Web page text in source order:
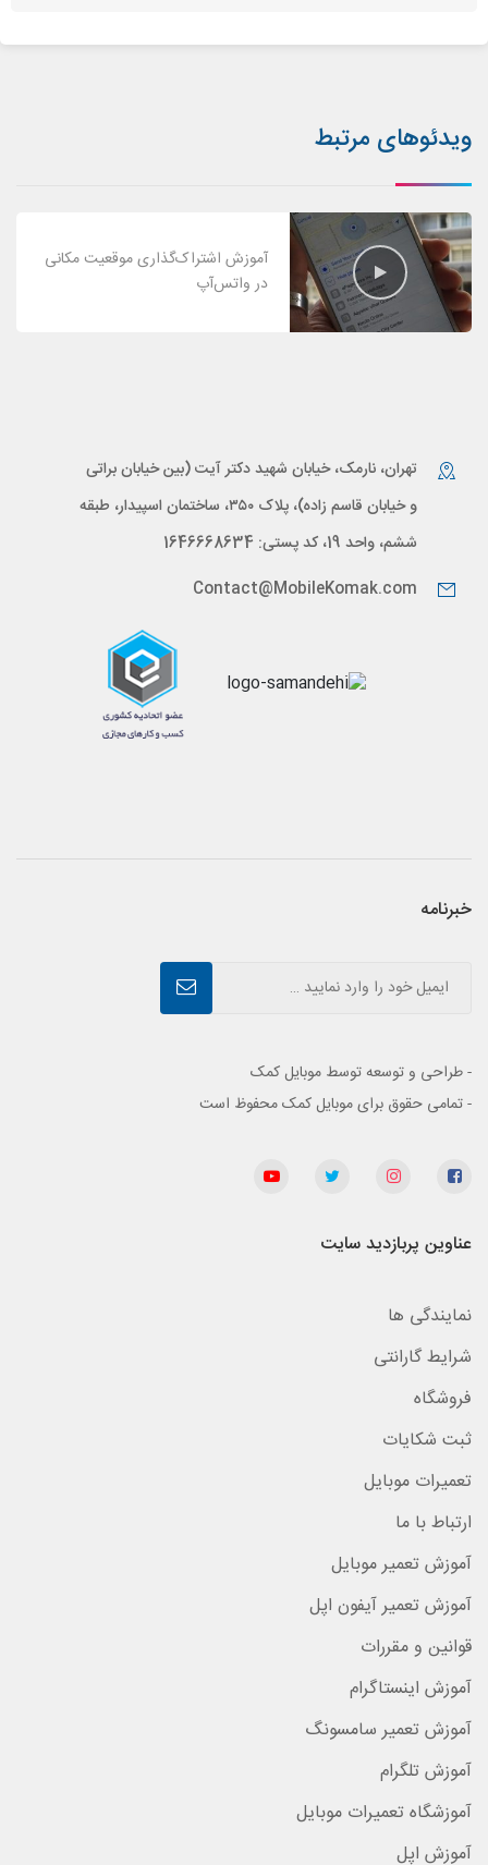
ویدئوهای مرتبط
آموزش اشتراک‌گذاری موقعیت مکانی
در واتس‌آپ
تهران، نارمک، خیابان شهید دکتر آیت (بین خیابان براتی
و خیابان قاسم زاده)، پلاک ۳۵۰، ساختمان اسپیدار، طبقه
ششم، واحد 19، کد پستی: 1646668634
Contact@MobileKomak.com
خبرنامه
- طراحی و توسعه توسط موبایل کمک
- تمامی حقوق برای موبایل کمک محفوظ است
عناوین پربازدید سایت
نمایندگی ها
شرایط گارانتی
فروشگاه
ثبت شکایات
تعمیرات موبایل
ارتباط با ما
آموزش تعمیر موبایل
آموزش تعمیر آیفون اپل
قوانین و مقررات
آموزش اینستاگرام
آموزش تعمیر سامسونگ
آموزش تلگرام
آموزشگاه تعمیرات موبایل
آموزش اپل